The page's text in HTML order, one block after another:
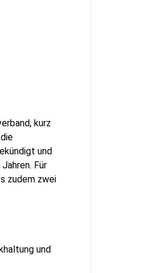
kurz
und
Für
zudem zwei
und